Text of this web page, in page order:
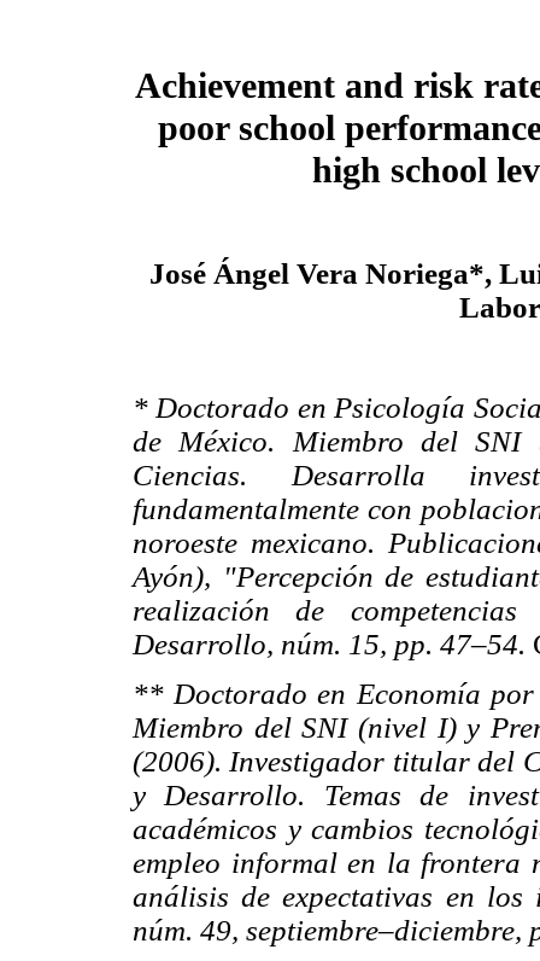
Achievement and risk
poor school
high school
José Ángel Vera Noriega*,
* Doctorado en Psicología
de México. Miembro del
Ciencias. Desarrolla
fundamentalmente con
noroeste mexicano.
Ayón), "Percepción de
realización de
Desarrollo, núm. 15, pp. 47–54.
** Doctorado en Economía
Miembro del SNI (nivel I) y
(2006). Investigador titular del
y Desarrollo. Temas de
académicos y cambios
empleo informal en la frontera
análisis de expectativas en
núm. 49, septiembre–diciembre,